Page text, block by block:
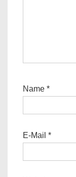
Name *
E-Mail *